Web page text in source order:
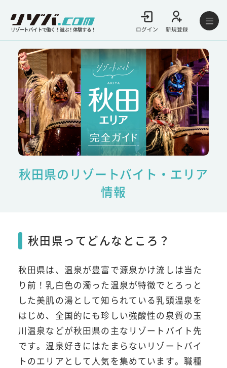
リゾートバイトで働く！遊ぶ！体験する！ ログイン 新規登録
秋田県のリゾートバイト・エリア
情報
秋田県ってどんなところ？
秋田県は、温泉が豊富で源泉かけ流しは当た
り前！乳白色の濁った温泉が特徴でとろっと
した美肌の湯として知られている乳頭温泉を
はじめ、全国的にも珍しい強酸性の泉質の玉
川温泉などが秋田県の主なリゾートバイト先
です。温泉好きにはたまらないリゾートバイ
トのエリアとして人気を集めています。職種